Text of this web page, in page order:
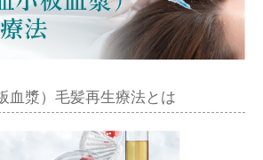
血漿）毛髪再生療法とは